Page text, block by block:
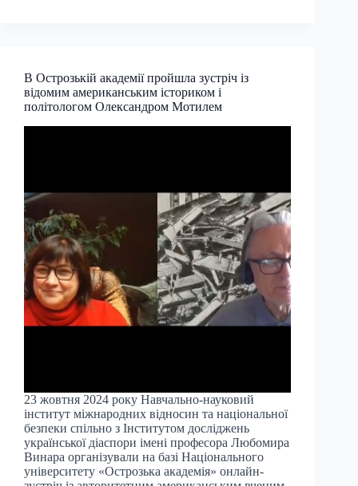
НаУОА
В Острозькій академії пройшла зустріч із
відомим американським істориком і
політологом Олександром Мотилем
23 жовтня 2024 року Навчально-науковий
інститут міжнародних відносин та національної
безпеки спільно з Інститутом досліджень
української діаспори імені професора Любомира
Винара організували на базі Національного
університету «Острозька академія» онлайн-